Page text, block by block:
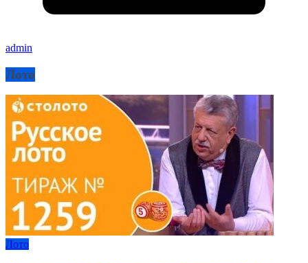
admin
Лото
Лото